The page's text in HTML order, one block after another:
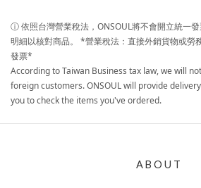
ⓘ 依照台灣營業稅法，ONSOUL將不會開立統一
明細以核對商品。 *營業稅法：直接外銷貨物或勞
發票*
According to Taiwan Business tax law, we will
foreign customers. ONSOUL will provide
you to check the items you've ordered.
A B O U T